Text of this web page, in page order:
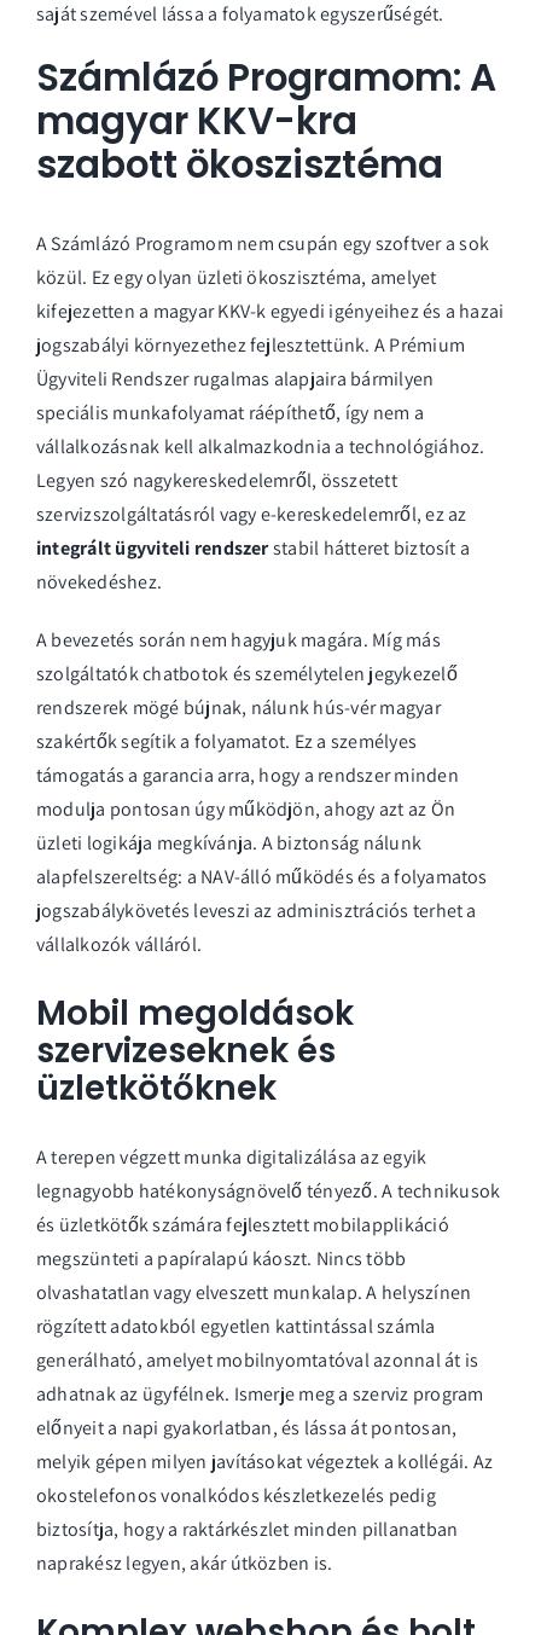
saját szemével lássa a folyamatok egyszerűségét.
Számlázó Programom: A
magyar KKV-kra
szabott ökoszisztéma
A Számlázó Programom nem csupán egy szoftver a sok
közül. Ez egy olyan üzleti ökoszisztéma, amelyet
kifejezetten a magyar KKV-k egyedi igényeihez és a hazai
jogszabályi környezethez fejlesztettünk. A Prémium
Ügyviteli Rendszer rugalmas alapjaira bármilyen
speciális munkafolyamat ráépíthető, így nem a
vállalkozásnak kell alkalmazkodnia a technológiához.
Legyen szó nagykereskedelemről, összetett
szervizszolgáltatásról vagy e-kereskedelemről, ez az
integrált ügyviteli rendszerstabil hátteret biztosít a
növekedéshez.
A bevezetés során nem hagyjuk magára. Míg más
szolgáltatók chatbotok és személytelen jegykezelő
rendszerek mögé bújnak, nálunk hús-vér magyar
szakértők segítik a folyamatot. Ez a személyes
támogatás a garancia arra, hogy a rendszer minden
modulja pontosan úgy működjön, ahogy azt az Ön
üzleti logikája megkívánja. A biztonság nálunk
alapfelszereltség: a NAV-álló működés és a folyamatos
jogszabálykövetés leveszi az adminisztrációs terhet a
vállalkozók válláról.
Mobil megoldások
szervizeseknek és
üzletkötőknek
A terepen végzett munka digitalizálása az egyik
legnagyobb hatékonyságnövelő tényező. A technikusok
és üzletkötők számára fejlesztett mobilapplikáció
megszünteti a papíralapú káoszt. Nincs több
olvashatatlan vagy elveszett munkalap. A helyszínen
rögzített adatokból egyetlen kattintással számla
generálható, amelyet mobilnyomtatóval azonnal át is
adhatnak az ügyfélnek. Ismerje meg a szerviz program
előnyeit a napi gyakorlatban, és lássa át pontosan,
melyik gépen milyen javításokat végeztek a kollégái. Az
okostelefonos vonalkódos készletkezelés pedig
biztosítja, hogy a raktárkészlet minden pillanatban
naprakész legyen, akár útközben is.